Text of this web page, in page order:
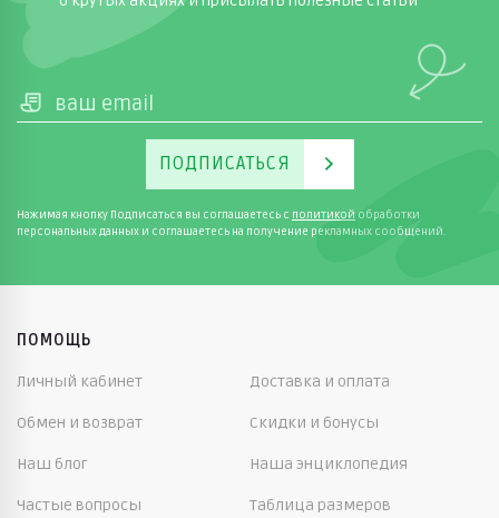
ПОДПИСАТЬСЯ
Нажимая кнопку Подписаться вы соглашаетесь с политикой обработки
персональных данных и соглашаетесь на получение рекламных сообщений.
ПОМОЩЬ
Личный кабинет Доставка и оплата
Обмен и возврат Скидки и бонусы
Наш блог Наша энциклопедия
Частые вопросы Таблица размеров